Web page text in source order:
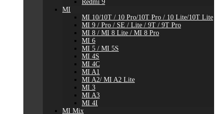
Redmi 9
MI
MI 10/10T / 10 Pro/10T Pro / 10 Lite/10T Lite
MI 9 / Pro / SE / Lite / 9T / 9T Pro
MI 8 / MI 8 Lite / MI 8 Pro
MI 6
MI 5 / MI 5S
MI 4S
MI 4C
MI A1
MI A2/ MI A2 Lite
MI 3
MI A3
MI 4I
MI Mix